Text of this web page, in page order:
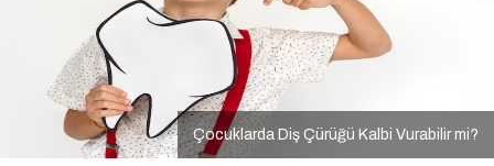
Çocuklarda Diş Çürüğü Kalbi Vurabilir mi?